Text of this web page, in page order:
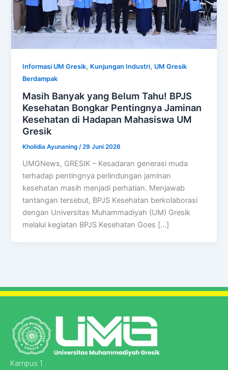
Informasi UM Gresik, Kunjungan Industri, UM Gresik
Berdampak
Masih Banyak yang Belum Tahu! BPJS
Kesehatan Bongkar Pentingnya Jaminan
Kesehatan di Hadapan Mahasiswa UM
Gresik
Kholidia Ayunaning/29 Juni 2026
UMGNews, GRESIK – Kesadaran generasi muda
terhadap pentingnya perlindungan jaminan
kesehatan masih menjadi perhatian. Menjawab
tantangan tersebut, BPJS Kesehatan berkolaborasi
dengan Universitas Muhammadiyah (UM) Gresik
melalui kegiatan BPJS Kesehatan Goes […]
Kampus 1 :